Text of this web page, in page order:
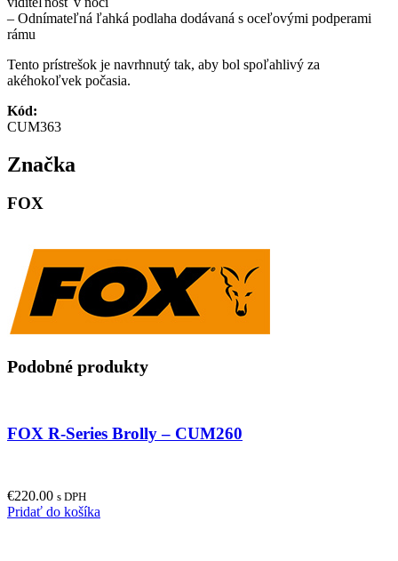
– Odnímateľná ľahká podlaha dodávaná s oceľovými podperami
rámu
Tento prístrešok je navrhnutý tak, aby bol spoľahlivý za
akéhokoľvek počasia.
Kód:
CUM363
Značka
FOX
Podobné produkty
FOX R-Series Brolly – CUM260
€220.00 s DPH
Pridať do košíka